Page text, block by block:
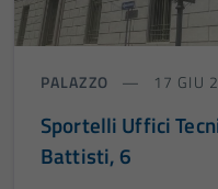
PALAZZO 17 GIU
Sportelli Uffici
Battisti, 6